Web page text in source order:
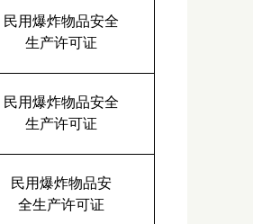
民用爆炸物品安全
生产许可证
民用爆炸物品安全
生产许可证
民用爆炸物品安
全生产许可证